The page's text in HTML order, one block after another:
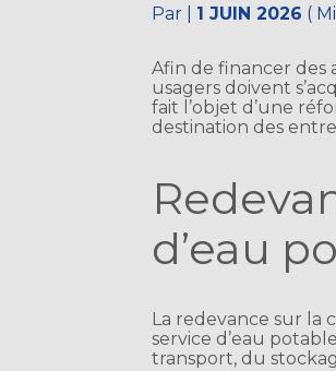
Par 1 JUIN 2026 (
Afin de financer des
usagers doivent
fait l’objet d’une
destination des
d’eau
La redevance sur la
service d’eau
transport, du